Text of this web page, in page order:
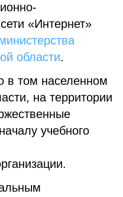
«Интернет»
области.
в том населенном
на территории
учебного